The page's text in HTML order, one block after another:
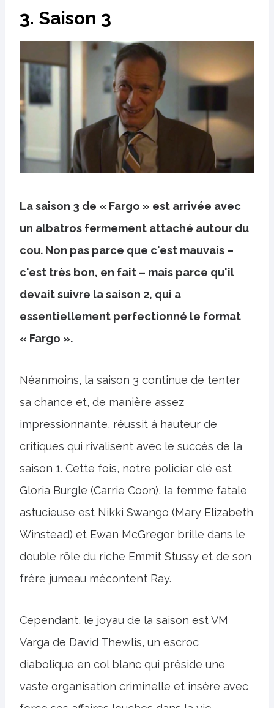
3. Saison 3
La saison 3 de « Fargo » est arrivée avec
un albatros fermement attaché autour du
cou. Non pas parce que c'est mauvais –
c'est très bon, en fait – mais parce qu'il
devait suivre la saison 2, qui a
essentiellement perfectionné le format
« Fargo ».
Néanmoins, la saison 3 continue de tenter
sa chance et, de manière assez
impressionnante, réussit à hauteur de
critiques qui rivalisent avec le succès de la
saison 1. Cette fois, notre policier clé est
Gloria Burgle (Carrie Coon), la femme fatale
astucieuse est Nikki Swango (Mary Elizabeth
Winstead) et Ewan McGregor brille dans le
double rôle du riche Emmit Stussy et de son
frère jumeau mécontent Ray.
Cependant, le joyau de la saison est VM
Varga de David Thewlis, un escroc
diabolique en col blanc qui préside une
vaste organisation criminelle et insère avec